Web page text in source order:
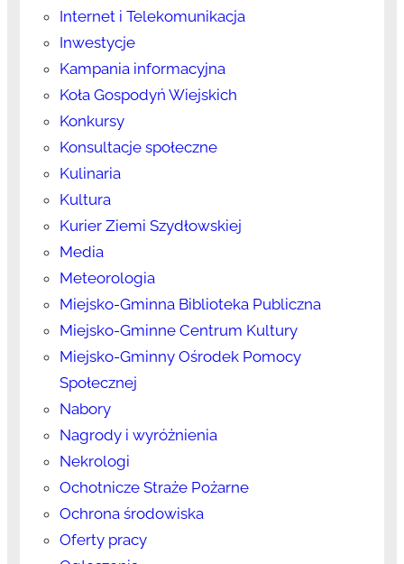
Internet i Telekomunikacja
Inwestycje
Kampania informacyjna
Koła Gospodyń Wiejskich
Konkursy
Konsultacje społeczne
Kulinaria
Kultura
Kurier Ziemi Szydłowskiej
Media
Meteorologia
Miejsko-Gminna Biblioteka Publiczna
Miejsko-Gminne Centrum Kultury
Miejsko-Gminny Ośrodek Pomocy
Społecznej
Nabory
Nagrody i wyróżnienia
Nekrologi
Ochotnicze Straże Pożarne
Ochrona środowiska
Oferty pracy